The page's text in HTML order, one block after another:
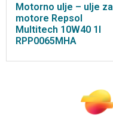
Motorno ulje – ulje za
motore Repsol
Multitech 10W40 1l
RPP0065MHA